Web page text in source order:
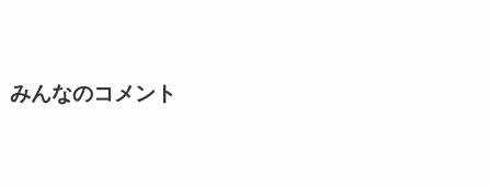
みんなのコメント